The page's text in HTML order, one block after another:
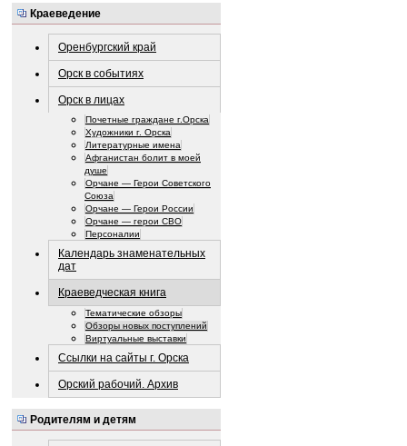
Краеведение
Оренбургский край
Орск в событиях
Орск в лицах
Почетные граждане г.Орска
Художники г. Орска
Литературные имена
Афганистан болит в моей
душе
Орчане — Герои Советского
Союза
Орчане — Герои России
Орчане — герои СВО
Персоналии
Календарь знаменательных
дат
Краеведческая книга
Тематические обзоры
Обзоры новых поступлений
Виртуальные выставки
Ссылки на сайты г. Орска
Орский рабочий. Архив
Родителям и детям